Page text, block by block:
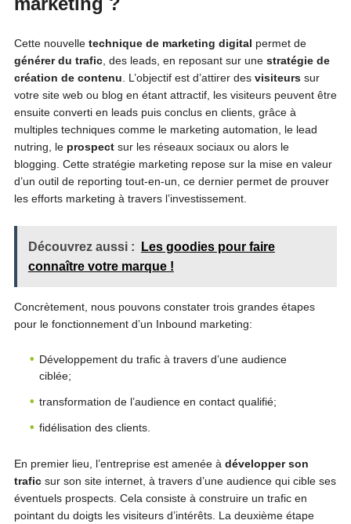
Cette nouvelle technique de marketing digital permet de
générer du trafic, des leads, en reposant sur une stratégie de
création de contenu . L’objectif est d’attirer des visiteurs sur
votre site web ou blog en étant attractif, les visiteurs peuvent être
ensuite converti en leads puis conclus en clients, grâce à
multiples techniques comme le marketing automation, le lead
nutring, le prospect sur les réseaux sociaux ou alors le
blogging. Cette stratégie marketing repose sur la mise en valeur
d’un outil de reporting tout-en-un, ce dernier permet de prouver
les efforts marketing à travers l’investissement.
Découvrez aussi :
Les goodies pour faire
connaître votre marque !
Concrètement, nous pouvons constater trois grandes étapes
pour le fonctionnement d’un Inbound marketing:
Développement du trafic à travers d’une audience
ciblée;
transformation de l’audience en contact qualifié;
fidélisation des clients.
En premier lieu, l’entreprise est amenée à développer son
traficsur son site internet, à travers d’une audience qui cible ses
éventuels prospects. Cela consiste à construire un trafic en
pointant du doigts les visiteurs d’intérêts. La deuxième étape